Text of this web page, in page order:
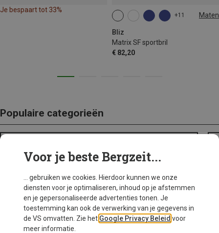
Je bespaart tot 33%
+11 Maten
Bliz
Matrix SF sportbril
€ 82,20
ONE SIZE
Populaire categorieën
Voor je beste Bergzeit...
... gebruiken we cookies. Hierdoor kunnen we onze
diensten voor je optimaliseren, inhoud op je afstemmen
en je gepersonaliseerde advertenties tonen. Je
toestemming kan ook de verwerking van je gegevens in
de VS omvatten. Zie het Google Privacy Beleid voor
meer informatie.